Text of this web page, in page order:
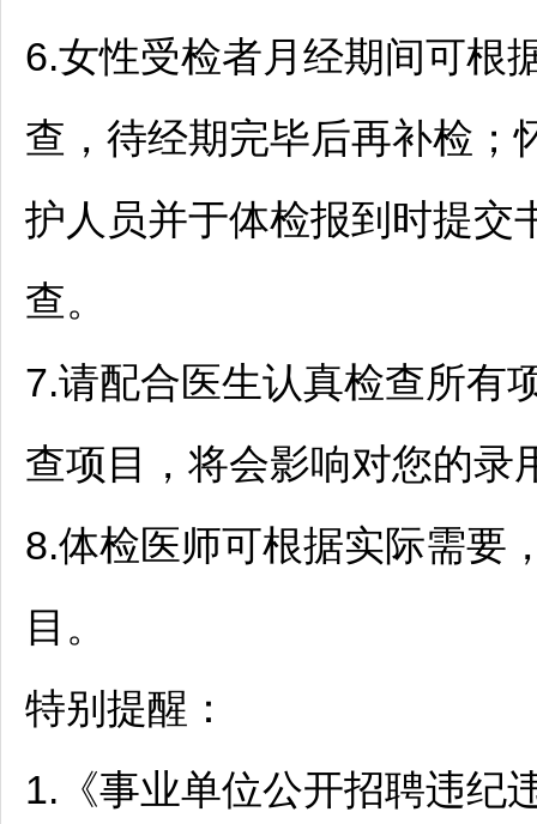
6.女性受检者月经期间可根
查，待经期完毕后再补检；
护人员并于体检报到时提交
查。
7.请配合医生认真检查所有
查项目，将会影响对您的录
8.体检医师可根据实际需要
目。
特别提醒：
1.《事业单位公开招聘违纪